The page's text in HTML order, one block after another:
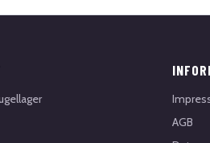
AGB